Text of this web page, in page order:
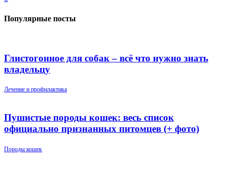
Популярные посты
Глистогонное для собак – всё что нужно знать
владельцу
Лечение и профилактика
Пушистые породы кошек: весь список
официально признанных питомцев (+ фото)
Породы кошек